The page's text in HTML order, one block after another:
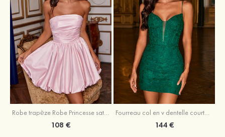
Robe trapèze Robe Princesse satin sans manches courte/mini robe de fête de la rentrée
108 €
Fourreau col en v dentelle courte/mini robe de fête de la rentré avec perles
144 €